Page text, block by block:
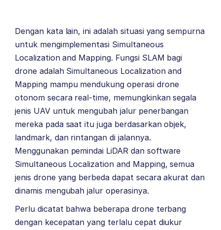
Dengan kata lain, ini adalah situasi yang sempurna
untuk mengimplementasi Simultaneous
Localization and Mapping. Fungsi SLAM bagi
drone adalah Simultaneous Localization and
Mapping mampu mendukung operasi drone
otonom secara real-time, memungkinkan segala
jenis UAV untuk mengubah jalur penerbangan
mereka pada saat itu juga berdasarkan objek,
landmark, dan rintangan di jalannya.
Menggunakan pemindai LiDAR dan software
Simultaneous Localization and Mapping, semua
jenis drone yang berbeda dapat secara akurat dan
dinamis mengubah jalur operasinya.
Perlu dicatat bahwa beberapa drone terbang
dengan kecepatan yang terlalu cepat diukur